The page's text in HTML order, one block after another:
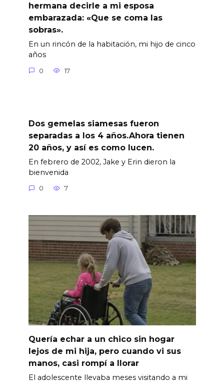
hermana decirle a mi esposa
embarazada: «Que se coma las
sobras».
En un rincón de la habitación, mi hijo de cinco
años
0 17
Dos gemelas siamesas fueron
separadas a los 4 años.Ahora tienen
20 años, y así es como lucen.
En febrero de 2002, Jake y Erin dieron la
bienvenida
0 7
Quería echar a un chico sin hogar
lejos de mi hija, pero cuando vi sus
manos, casi rompí a llorar
El adolescente llevaba meses visitando a mi